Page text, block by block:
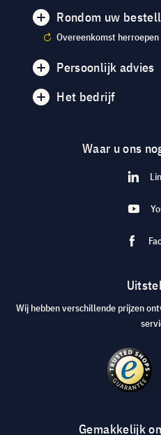
Rondom uw
Overeenkomst herroepen
Persoonlijk advies
Het bedrijf
Waar u ons
Wij hebben verschillende prijzen
Gemakkelijk